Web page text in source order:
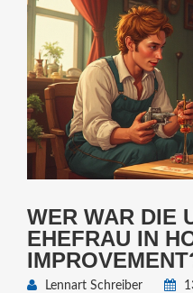
WER WAR DIE
EHEFRAU IN
Lennart Schreiber